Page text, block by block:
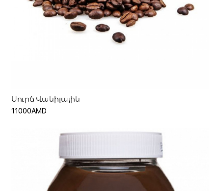
Սուրճ Վանիլային
11000AMD